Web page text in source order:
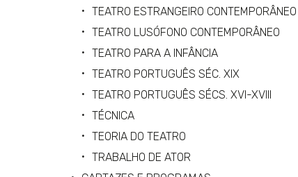
TEATRO ESTRANGEIRO CONTEMPORÂNEO
TEATRO LUSÓFONO CONTEMPORÂNEO
TEATRO PARA A INFÂNCIA
TEATRO PORTUGUÊS SÉC. XIX
TEATRO PORTUGUÊS SÉCS. XVI-XVIII
TÉCNICA
TEORIA DO TEATRO
TRABALHO DE ATOR